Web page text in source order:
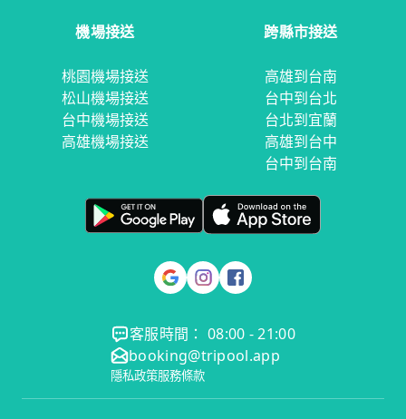
機場接送
桃園機場接送
松山機場接送
台中機場接送
高雄機場接送
跨縣市接送
高雄到台南
台中到台北
台北到宜蘭
高雄到台中
台中到台南
客服時間： 08:00 - 21:00
booking@tripool.app
隱私政策服務條款